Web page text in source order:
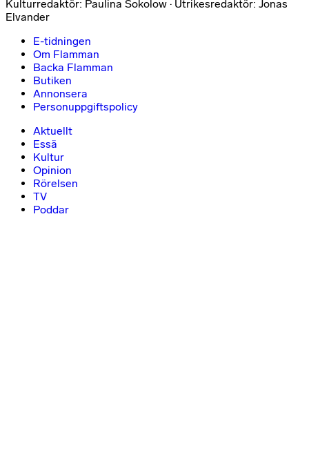
Kulturredaktör: Paulina Sokolow · Utrikesredaktör: Jonas
Elvander
E-tidningen
Om Flamman
Backa Flamman
Butiken
Annonsera
Personuppgiftspolicy
Aktuellt
Essä
Kultur
Opinion
Rörelsen
TV
Poddar